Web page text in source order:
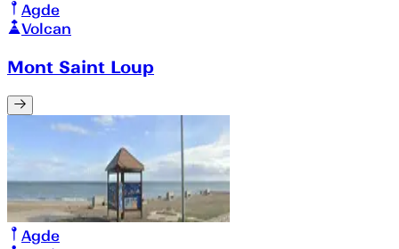
Agde
Volcan
Mont Saint Loup
Agde